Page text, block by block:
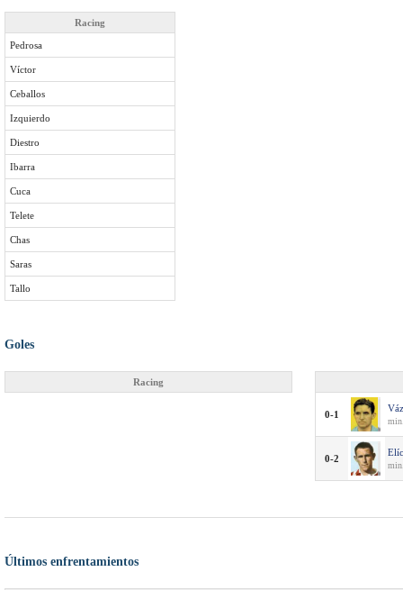
Racing
Pedrosa
Víctor
Ceballos
Izquierdo
Diestro
Ibarra
Cuca
Telete
Chas
Saras
Tallo
Goles
Racing
0-1
0-2
Últimos enfrentamientos